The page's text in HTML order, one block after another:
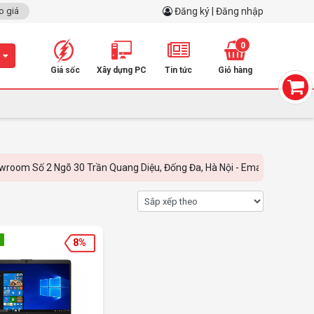
giá Đăng ký | Đăng nhập
Giá sốc Xây dựng PC Tin tức
0
Giỏ hàng
Số 2 Ngõ 30 Trần Quang Diệu, Đống Đa, Hà Nội - Email:
8%